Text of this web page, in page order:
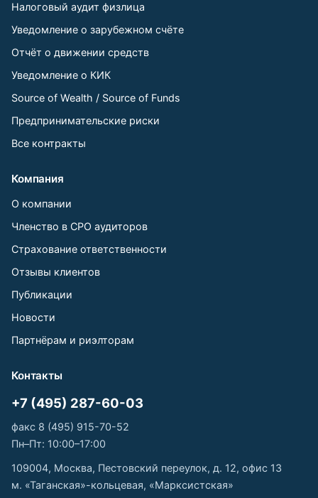
Налоговый аудит физлица
Уведомление о зарубежном счёте
Отчёт о движении средств
Уведомление о КИК
Source of Wealth / Source of Funds
Предпринимательские риски
Все контракты
Компания
О компании
Членство в СРО аудиторов
Страхование ответственности
Отзывы клиентов
Публикации
Новости
Партнёрам и риэлторам
Контакты
+7 (495) 287-60-03
факс 8 (495) 915-70-52
Пн–Пт: 10:00–17:00
109004, Москва, Пестовский переулок, д. 12, офис 13
м. «Таганская»-кольцевая, «Марксистская»